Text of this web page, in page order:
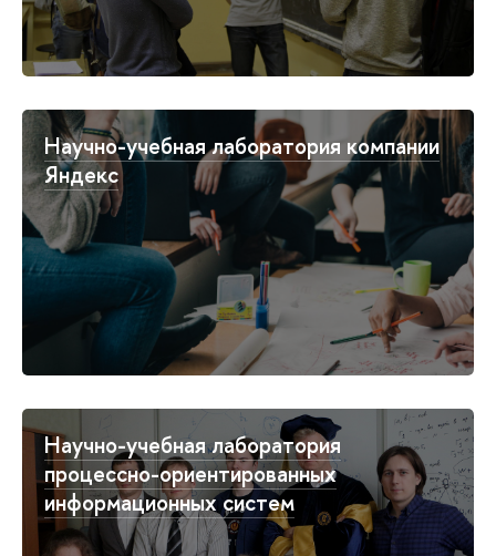
Научно-учебная лаборатория компании
Яндекс
Научно-учебная лаборатория
процессно-ориентированных
информационных систем